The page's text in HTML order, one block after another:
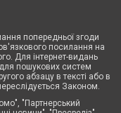
попередньої згоди
посилання на
Для інтернет-видань
пошукових систем
абзацу в тексті або в
Законом.
"Партнерський